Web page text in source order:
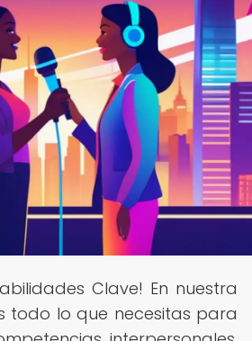
Clave! En nuestra
todo lo que necesitas para